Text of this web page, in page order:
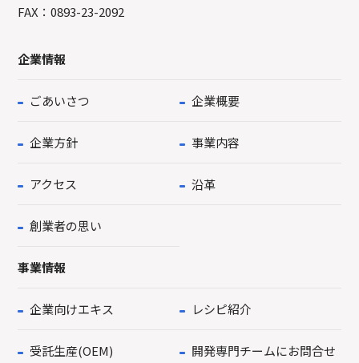
FAX：0893-23-2092
企業情報
ごあいさつ 企業概要
企業方針 事業内容
アクセス 沿革
創業者の思い
事業情報
企業向けエキス レシピ紹介
受託生産(OEM)
開発専門チームにお問合せ